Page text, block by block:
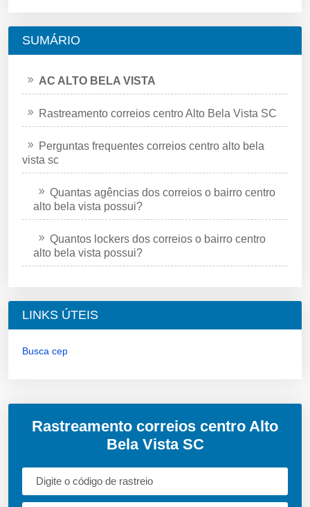
SUMÁRIO
AC ALTO BELA VISTA
Rastreamento correios centro Alto Bela Vista SC
Perguntas frequentes correios centro alto bela
vista sc
Quantas agências dos correios o bairro centro
alto bela vista possui?
Quantos lockers dos correios o bairro centro
alto bela vista possui?
LINKS ÚTEIS
Busca cep
Rastreamento correios centro Alto
Bela Vista SC